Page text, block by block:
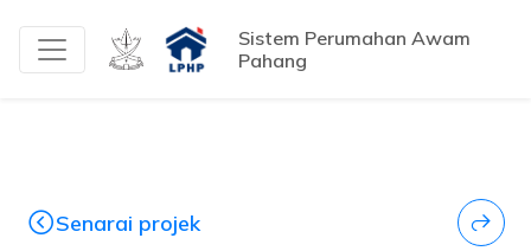
Sistem Perumahan Awam
Pahang
Senarai projek